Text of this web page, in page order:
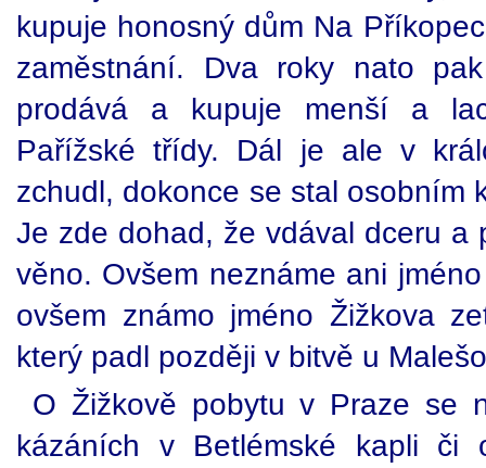
kupuje honosný dům Na
zaměstnání. Dva roky nato
prodává a kupuje menší a
Pařížské třídy. Dál je ale v
zchudl, dokonce se stal osobním
Je zde dohad, že vdával dceru a
věno. Ovšem neznáme ani
ovšem známo jméno Žižkova
který padl později v bitvě u
O Žižkově pobytu v Praze se
kázáních v Betlémské kapli či